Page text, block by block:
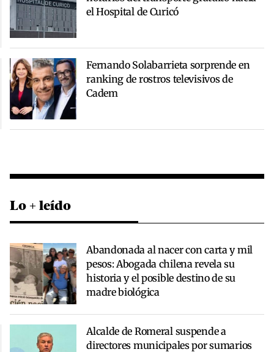
el Hospital de Curicó
Fernando Solabarrieta sorprende en
ranking de rostros televisivos de
Cadem
Lo + leído
Abandonada al nacer con carta y mil
pesos: Abogada chilena revela su
historia y el posible destino de su
madre biológica
Alcalde de Romeral suspende a
directores municipales por sumarios